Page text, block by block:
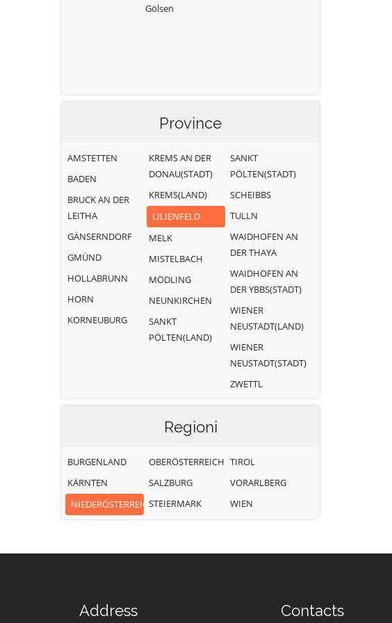
Gölsen
Province
AMSTETTEN
BADEN
BRUCK AN DER
LEITHA
GÄNSERNDORF
GMÜND
HOLLABRUNN
HORN
KORNEUBURG
KREMS AN DER
DONAU(STADT)
KREMS(LAND)
LILIENFELD
MELK
MISTELBACH
MÖDLING
NEUNKIRCHEN
SANKT
PÖLTEN(LAND)
SANKT
PÖLTEN(STADT)
SCHEIBBS
TULLN
WAIDHOFEN AN
DER THAYA
WAIDHOFEN AN
DER YBBS(STADT)
WIENER
NEUSTADT(LAND)
WIENER
NEUSTADT(STADT)
ZWETTL
Regioni
BURGENLAND
KÄRNTEN
NIEDERÖSTERREICH
OBERÖSTERREICH
SALZBURG
STEIERMARK
TIROL
VORARLBERG
WIEN
Address Contacts